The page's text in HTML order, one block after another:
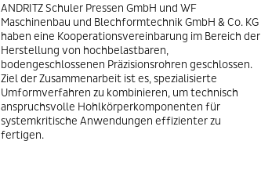
ANDRITZ Schuler Pressen GmbH und WF
Maschinenbau und Blechformtechnik GmbH & Co. KG
haben eine Kooperationsvereinbarung im Bereich der
Herstellung von hochbelastbaren,
bodengeschlossenen Präzisionsrohren geschlossen.
Ziel der Zusammenarbeit ist es, spezialisierte
Umformverfahren zu kombinieren, um technisch
anspruchsvolle Hohlkörperkomponenten für
systemkritische Anwendungen effizienter zu
fertigen.